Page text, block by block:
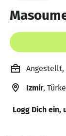
Angestellt,
Izmir,
Logg Dich ein,